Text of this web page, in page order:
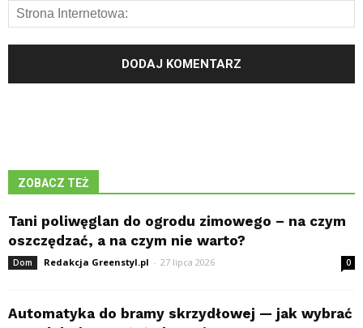
ZOBACZ TEŻ
Tani poliwęglan do ogrodu zimowego – na czym
oszczędzać, a na czym nie warto?
Dom Redakcja Greenstyl.pl - 27 lipca 2026 0
Automatyka do bramy skrzydłowej — jak wybrać